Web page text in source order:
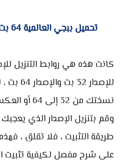
تحميل ببجي العالمية 64 بت التحديث 2.8 من هنا
كانت هذه هي روابط التنزيل
نسختك من 32
وقم بتنزيل الإصدار الذي
طريقة التثبيت ، فلا تقلق ،
على شرح مفصل لكيفية تثبيت